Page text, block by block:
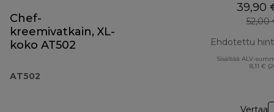
Chef-
kreemivatkain, XL-
koko AT502
AT502
39,90
52,00
Ehdotettu
Sisältää ALV-
8,11 €